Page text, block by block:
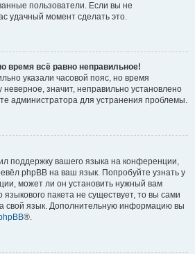
пользователи. Если вы не
удачный момент сделать это.
время всё равно неправильное!
указали часовой пояс, но время
значит, неправильно установлено
администратора для устранения проблемы.
поддержку вашего языка на конференции,
phpBB на ваш язык. Попробуйте узнать у
может ли он установить нужный вам
языкового пакета не существует, то вы сами
свой язык. Дополнительную информацию вы
®.